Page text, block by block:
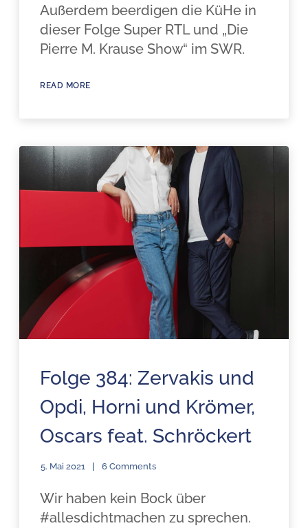
Außerdem beerdigen die KüHe in
dieser Folge Super RTL und „Die
Pierre M. Krause Show“ im SWR.
READ MORE
Folge 384: Zervakis und
Opdi, Horni und Krömer,
Oscars feat. Schröckert
5. Mai 2021 6 Comments
Wir haben kein Bock über
#allesdichtmachen zu sprechen.